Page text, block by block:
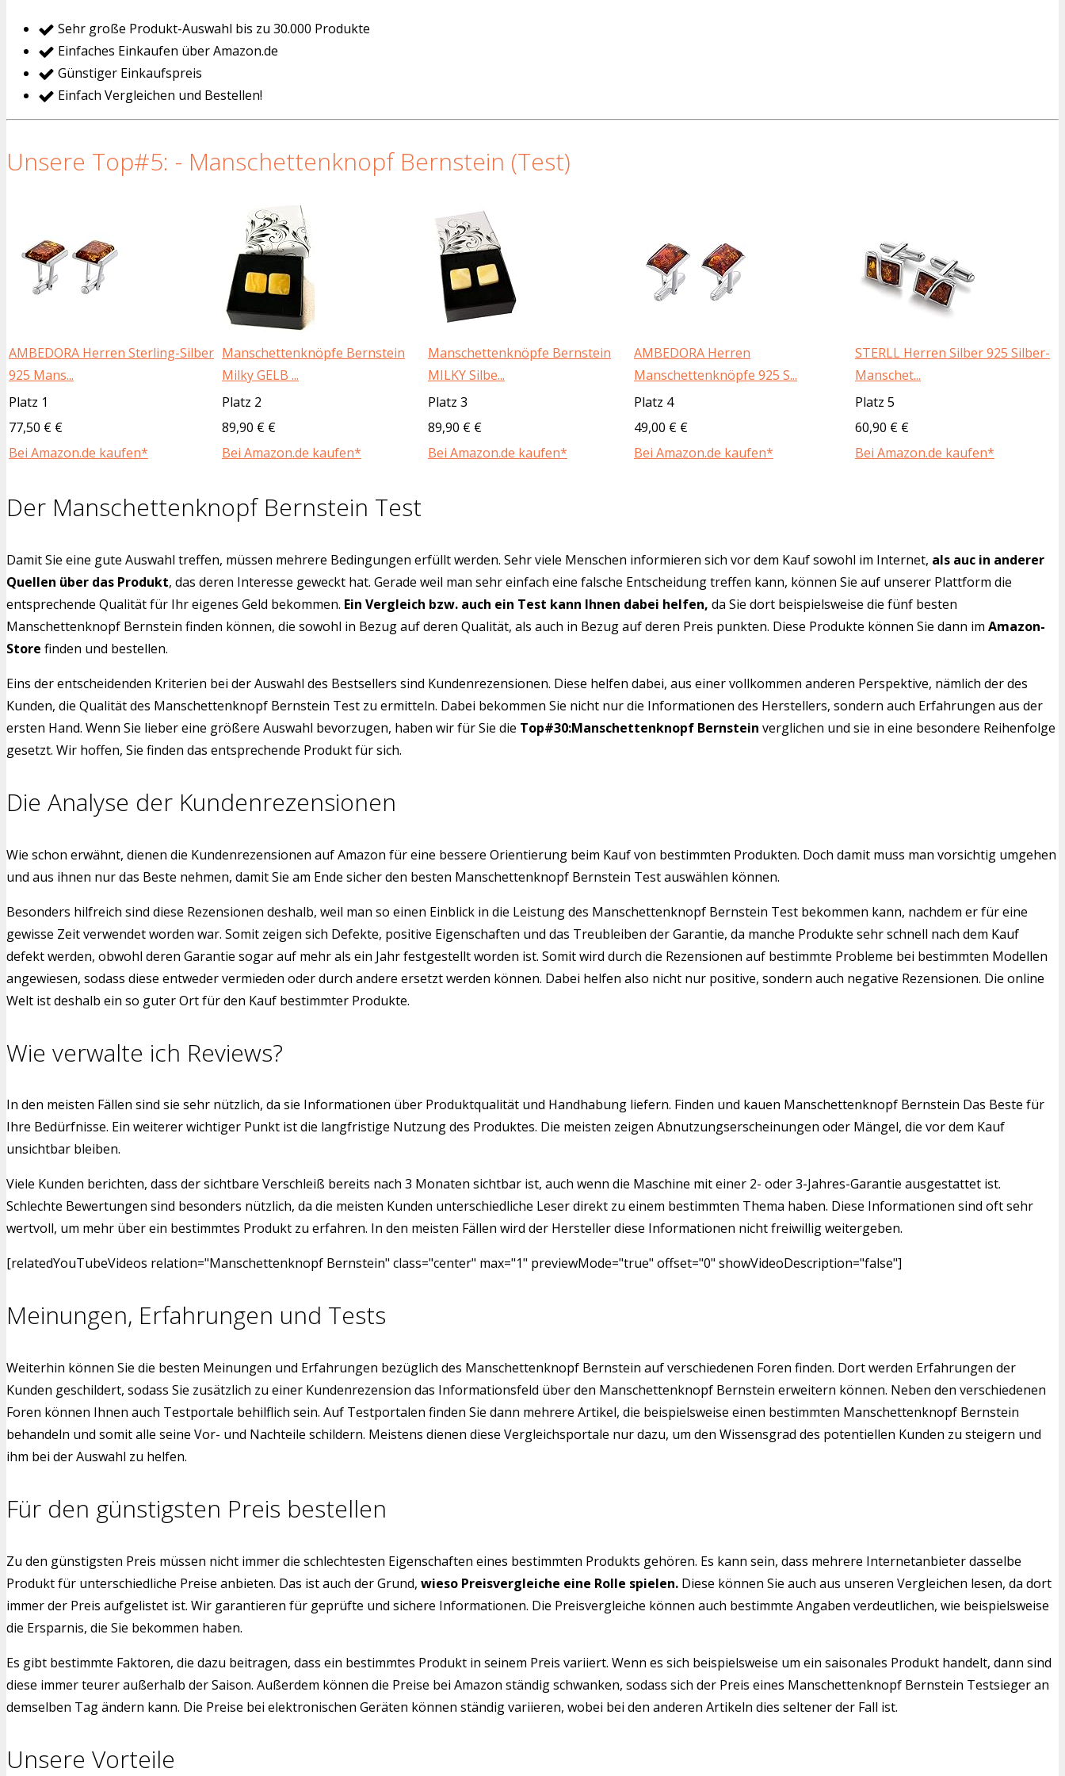
Sehr große Produkt-Auswahl bis zu 30.000 Produkte
Einfaches Einkaufen über Amazon.de
Günstiger Einkaufspreis
Einfach Vergleichen und Bestellen!
Unsere Top#5: - Manschettenknopf Bernstein (Test)
AMBEDORA Herren Sterling-Silber
925 Mans...
Manschettenknöpfe Bernstein
Milky GELB ...
Manschettenknöpfe Bernstein
MILKY Silbe...
AMBEDORA Herren
Manschettenknöpfe 925 S...
STERLL Herren Silber 925 Silber-
Manschet...
Platz 1
Platz 2 Platz 3 Platz 4
Platz 5
77,50 € €
89,90 € € 89,90 € € 49,00 € €
60,90 € €
Bei Amazon.de kaufen*
Bei Amazon.de kaufen* Bei Amazon.de kaufen* Bei Amazon.de kaufen* Bei Amazon.de kaufen*
Der Manschettenknopf Bernstein Test
Damit Sie eine gute Auswahl treffen, müssen mehrere Bedingungen erfüllt werden. Sehr viele Menschen informieren sich vor dem Kauf sowohl im Internet, als auc in anderer
Quellen über das Produkt, das deren Interesse geweckt hat. Gerade weil man sehr einfach eine falsche Entscheidung treffen kann, können Sie auf unserer Plattform die
entsprechende Qualität für Ihr eigenes Geld bekommen. Ein Vergleich bzw. auch ein Test kann Ihnen dabei helfen, da Sie dort beispielsweise die fünf besten
Manschettenknopf Bernstein finden können, die sowohl in Bezug auf deren Qualität, als auch in Bezug auf deren Preis punkten. Diese Produkte können Sie dann im Amazon-
Store finden und bestellen.
Eins der entscheidenden Kriterien bei der Auswahl des Bestsellers sind Kundenrezensionen. Diese helfen dabei, aus einer vollkommen anderen Perspektive, nämlich der des
Kunden, die Qualität des Manschettenknopf Bernstein Test zu ermitteln. Dabei bekommen Sie nicht nur die Informationen des Herstellers, sondern auch Erfahrungen aus der
ersten Hand. Wenn Sie lieber eine größere Auswahl bevorzugen, haben wir für Sie die Top#30:Manschettenknopf Bernstein verglichen und sie in eine besondere Reihenfolge
gesetzt. Wir hoffen, Sie finden das entsprechende Produkt für sich.
Die Analyse der Kundenrezensionen
Wie schon erwähnt, dienen die Kundenrezensionen auf Amazon für eine bessere Orientierung beim Kauf von bestimmten Produkten. Doch damit muss man vorsichtig umgehen
und aus ihnen nur das Beste nehmen, damit Sie am Ende sicher den besten Manschettenknopf Bernstein Test auswählen können.
Besonders hilfreich sind diese Rezensionen deshalb, weil man so einen Einblick in die Leistung des Manschettenknopf Bernstein Test bekommen kann, nachdem er für eine
gewisse Zeit verwendet worden war. Somit zeigen sich Defekte, positive Eigenschaften und das Treubleiben der Garantie, da manche Produkte sehr schnell nach dem Kauf
defekt werden, obwohl deren Garantie sogar auf mehr als ein Jahr festgestellt worden ist. Somit wird durch die Rezensionen auf bestimmte Probleme bei bestimmten Modellen
angewiesen, sodass diese entweder vermieden oder durch andere ersetzt werden können. Dabei helfen also nicht nur positive, sondern auch negative Rezensionen. Die online
Welt ist deshalb ein so guter Ort für den Kauf bestimmter Produkte.
Wie verwalte ich Reviews?
In den meisten Fällen sind sie sehr nützlich, da sie Informationen über Produktqualität und Handhabung liefern. Finden und kauen Manschettenknopf Bernstein Das Beste für
Ihre Bedürfnisse. Ein weiterer wichtiger Punkt ist die langfristige Nutzung des Produktes. Die meisten zeigen Abnutzungserscheinungen oder Mängel, die vor dem Kauf
unsichtbar bleiben.
Viele Kunden berichten, dass der sichtbare Verschleiß bereits nach 3 Monaten sichtbar ist, auch wenn die Maschine mit einer 2- oder 3-Jahres-Garantie ausgestattet ist.
Schlechte Bewertungen sind besonders nützlich, da die meisten Kunden unterschiedliche Leser direkt zu einem bestimmten Thema haben. Diese Informationen sind oft sehr
wertvoll, um mehr über ein bestimmtes Produkt zu erfahren. In den meisten Fällen wird der Hersteller diese Informationen nicht freiwillig weitergeben.
[relatedYouTubeVideos relation="Manschettenknopf Bernstein" class="center" max="1" previewMode="true" offset="0" showVideoDescription="false"]
Meinungen, Erfahrungen und Tests
Weiterhin können Sie die besten Meinungen und Erfahrungen bezüglich des Manschettenknopf Bernstein auf verschiedenen Foren finden. Dort werden Erfahrungen der
Kunden geschildert, sodass Sie zusätzlich zu einer Kundenrezension das Informationsfeld über den Manschettenknopf Bernstein erweitern können. Neben den verschiedenen
Foren können Ihnen auch Testportale behilflich sein. Auf Testportalen finden Sie dann mehrere Artikel, die beispielsweise einen bestimmten Manschettenknopf Bernstein
behandeln und somit alle seine Vor- und Nachteile schildern. Meistens dienen diese Vergleichsportale nur dazu, um den Wissensgrad des potentiellen Kunden zu steigern und
ihm bei der Auswahl zu helfen.
Für den günstigsten Preis bestellen
Zu den günstigsten Preis müssen nicht immer die schlechtesten Eigenschaften eines bestimmten Produkts gehören. Es kann sein, dass mehrere Internetanbieter dasselbe
Produkt für unterschiedliche Preise anbieten. Das ist auch der Grund, wieso Preisvergleiche eine Rolle spielen. Diese können Sie auch aus unseren Vergleichen lesen, da dort
immer der Preis aufgelistet ist. Wir garantieren für geprüfte und sichere Informationen. Die Preisvergleiche können auch bestimmte Angaben verdeutlichen, wie beispielsweise
die Ersparnis, die Sie bekommen haben.
Es gibt bestimmte Faktoren, die dazu beitragen, dass ein bestimmtes Produkt in seinem Preis variiert. Wenn es sich beispielsweise um ein saisonales Produkt handelt, dann sind
diese immer teurer außerhalb der Saison. Außerdem können die Preise bei Amazon ständig schwanken, sodass sich der Preis eines Manschettenknopf Bernstein Testsieger an
demselben Tag ändern kann. Die Preise bei elektronischen Geräten können ständig variieren, wobei bei den anderen Artikeln dies seltener der Fall ist.
Unsere Vorteile